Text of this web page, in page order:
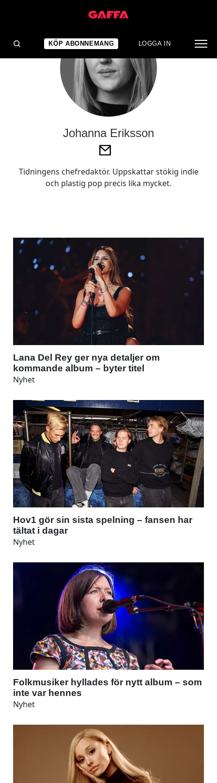
KÖP ABONNEMANG LOGGA IN
Johanna Eriksson
Tidningens chefredaktör. Uppskattar stökig indie
och plastig pop precis lika mycket.
Lana Del Rey ger nya detaljer om
kommande album – byter titel
Nyhet
Hov1 gör sin sista spelning – fansen har
tältat i dagar
Nyhet
Folkmusiker hyllades för nytt album – som
inte var hennes
Nyhet